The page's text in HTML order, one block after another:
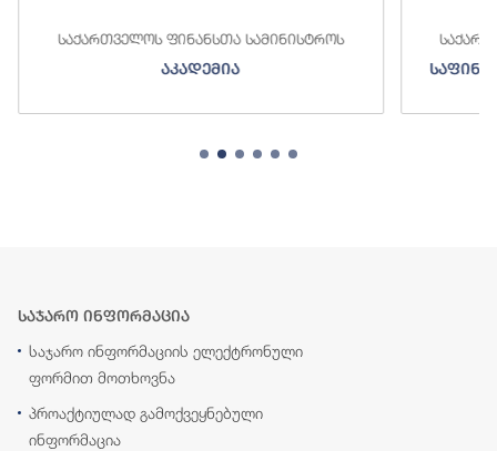
საქართველოს ფინანსთა სამინისტროს
აკადემია
საჯარო ინფორმაცია
საჯარო ინფორმაციის ელექტრონული
ფორმით მოთხოვნა
პროაქტიულად გამოქვეყნებული
ინფორმაცია